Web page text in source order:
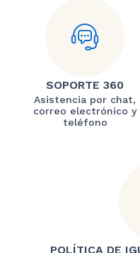
SOPORTE 360
Asistencia por chat,
correo electrónico y
teléfono
POLÍTICA DE